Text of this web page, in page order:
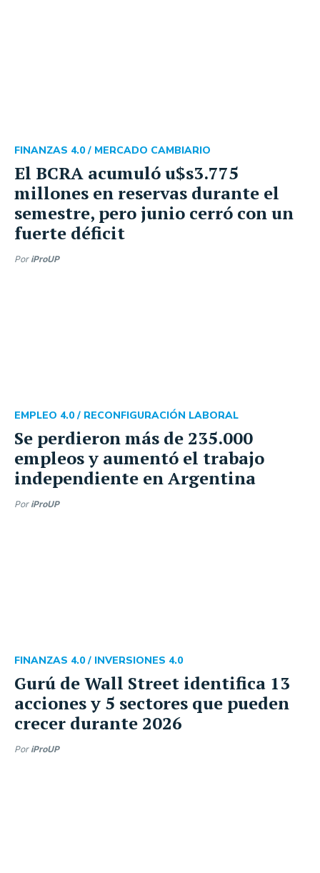
El BCRA acumuló u$s3.775
millones en reservas durante el
semestre, pero junio cerró con un
fuerte déficit
FINANZAS 4.0 / MERCADO CAMBIARIO
Por iProUP
Se perdieron más de 235.000
empleos y aumentó el trabajo
independiente en Argentina
EMPLEO 4.0 / RECONFIGURACIÓN LABORAL
Por iProUP
Gurú de Wall Street identifica 13
acciones y 5 sectores que pueden
crecer durante 2026
FINANZAS 4.0 / INVERSIONES 4.0
Por iProUP